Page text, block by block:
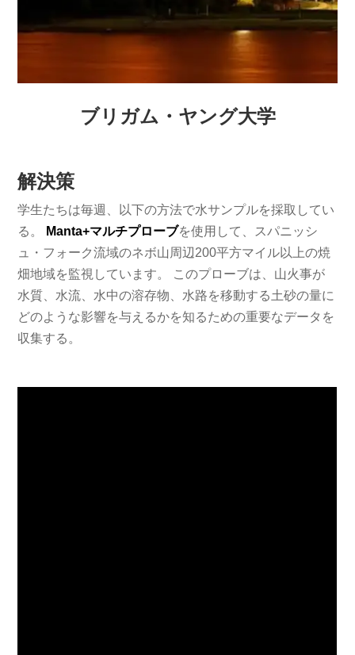
ブリガム・ヤング大学
解決策
学生たちは毎週、以下の方法で水サンプルを採取してい
る。
Manta+マルチプローブを使用して、スパニッシ
ュ・フォーク流域のネボ山周辺200平方マイル以上の焼
畑地域を監視しています。 このプローブは、山火事が
水質、水流、水中の溶存物、水路を移動する土砂の量に
どのような影響を与えるかを知るための重要なデータを
収集する。